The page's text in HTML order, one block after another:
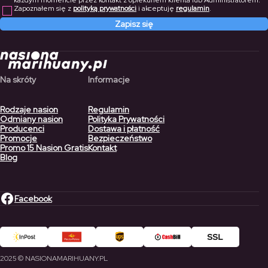
Zapoznałem się z polityką prywatnościi akceptuję regulamin.
Zapisz się
Na skróty
Rodzaje nasion
Odmiany nasion
Producenci
Promocje
Promo 15 Nasion Gratis
Blog
Informacje
Regulamin
Polityka Prywatności
Dostawa i płatność
Bezpieczeństwo
Kontakt
Facebook
2025 © NASIONAMARIHUANY.PL